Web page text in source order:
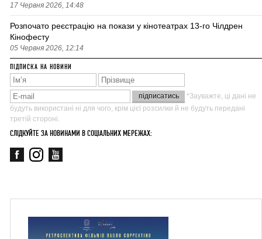
17 Червня 2026, 14:48
Розпочато реєстрацію на покази у кінотеатрах 13-го Чілдрен
Кінофесту
05 Червня 2026, 12:14
ПІДПИСКА НА НОВИНИ
*Зауважте, ці дані не
будуть використані ні для чого, крім цієї розсилки й не будуть передані
третій стороні.
СЛІДКУЙТЕ ЗА НОВИНАМИ В СОЦІАЛЬНИХ МЕРЕЖАХ: